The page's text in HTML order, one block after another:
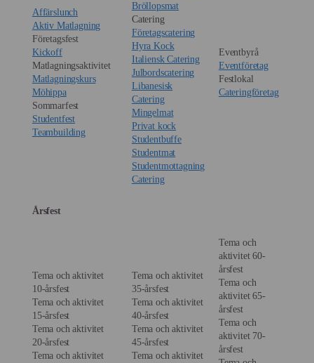
Affärslunch
Aktiv Matlagning
Företagsfest
Kickoff
Matlagningsaktivitet
Matlagningskurs
Möhippa
Sommarfest
Studentfest
Teambuilding
Bröllopsmat
Catering
Företagscatering
Hyra Kock
Italiensk Catering
Julbordscatering
Libanesisk
Catering
Mingelmat
Privat kock
Studentbuffe
Studentmat
Studentmottagning
Catering
Eventbyrå
Eventföretag
Festlokal
Cateringföretag
Årsfest
Tema och aktivitet
10-årsfest
Tema och aktivitet
15-årsfest
Tema och aktivitet
20-årsfest
Tema och aktivitet
Tema och aktivitet
35-årsfest
Tema och aktivitet
40-årsfest
Tema och aktivitet
45-årsfest
Tema och aktivitet
Tema och
aktivitet 60-
årsfest
Tema och
aktivitet 65-
årsfest
Tema och
aktivitet 70-
årsfest